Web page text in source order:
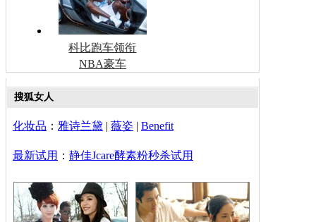
科比跑车领衔
NBA豪车
搜狐女人
化妆品 ： 雅诗兰黛 | 薇姿 | Benefit
最新试用 ： 静佳Jcare酵素粉秒杀试用